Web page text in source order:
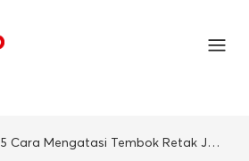
5 Cara Mengatasi Tembok Retak Jadi